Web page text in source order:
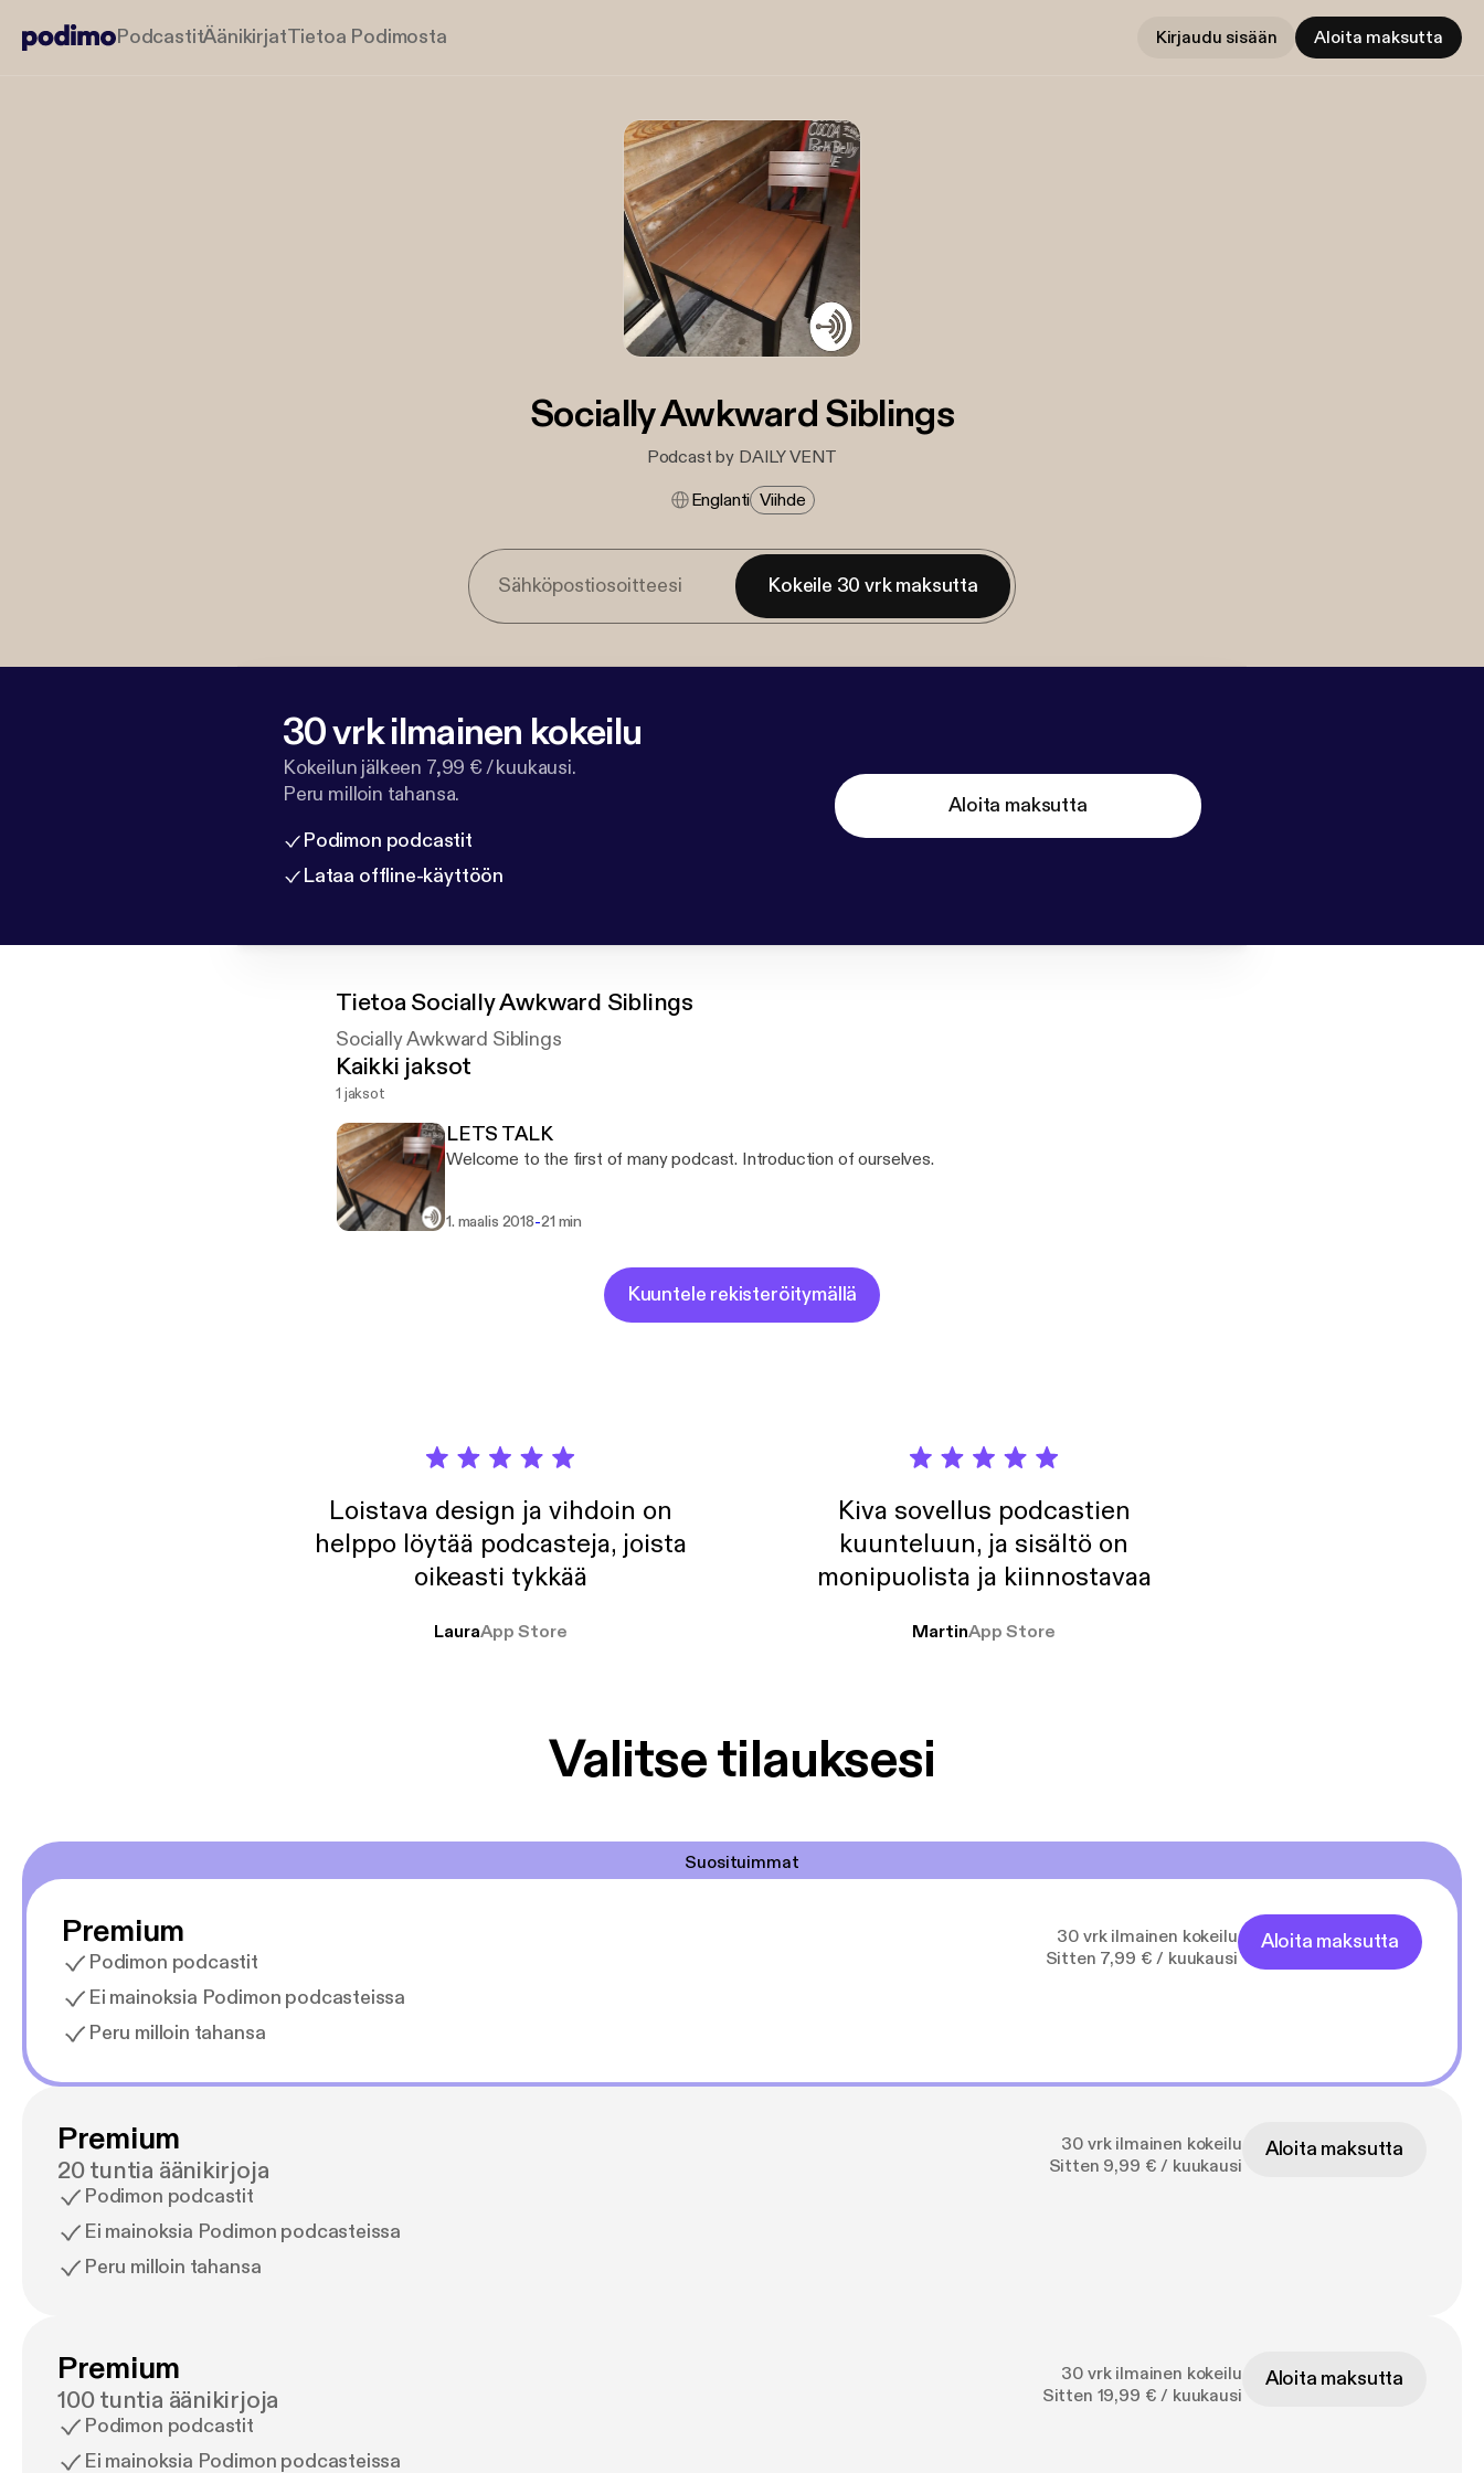
PodcastitÄänikirjatTietoa Podimosta Kirjaudu sisään Aloita maksutta
Socially Awkward Siblings
Podcast by DAILY VENT
Englanti Viihde
Kokeile 30 vrk maksutta
30 vrk ilmainen kokeilu
Kokeilun jälkeen 7,99 € / kuukausi.
Peru milloin tahansa.
Podimon podcastit
Lataa offline-käyttöön
Aloita maksutta
Tietoa Socially Awkward Siblings
Socially Awkward Siblings
Kaikki jaksot
1 jaksot
LETS TALK
Welcome to the first of many podcast. Introduction of ourselves.
1. maalis 2018-21 min
Kuuntele rekisteröitymällä
Loistava design ja vihdoin on
helppo löytää podcasteja, joista
oikeasti tykkää
LauraApp Store
Kiva sovellus podcastien
kuunteluun, ja sisältö on
monipuolista ja kiinnostavaa
MartinApp Store
Valitse tilauksesi
Suosituimmat
Premium
Podimon podcastit
Ei mainoksia Podimon podcasteissa
Peru milloin tahansa
30 vrk ilmainen kokeilu
Sitten 7,99 € / kuukausi
Aloita maksutta
Premium
20 tuntia äänikirjoja
Podimon podcastit
Ei mainoksia Podimon podcasteissa
Peru milloin tahansa
30 vrk ilmainen kokeilu
Sitten 9,99 € / kuukausi
Aloita maksutta
Premium
100 tuntia äänikirjoja
Podimon podcastit
Ei mainoksia Podimon podcasteissa
30 vrk ilmainen kokeilu
Sitten 19,99 € / kuukausi
Aloita maksutta